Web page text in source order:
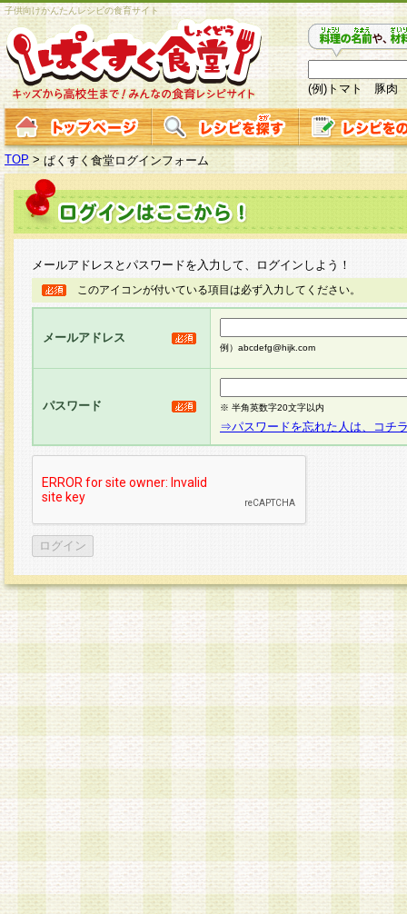
子供向けかんたんレシピの食育サイト
(例)トマト 豚肉
TOP > ぱくすく食堂ログインフォーム
メールアドレスとパスワードを入力して、ログインしよう！
このアイコンが付いている項目は必ず入力してください。
メールアドレス
例）abcdefg@hijk.com
パスワード ※ 半角英数字20文字以内
⇒パスワードを忘れた人は、コチ